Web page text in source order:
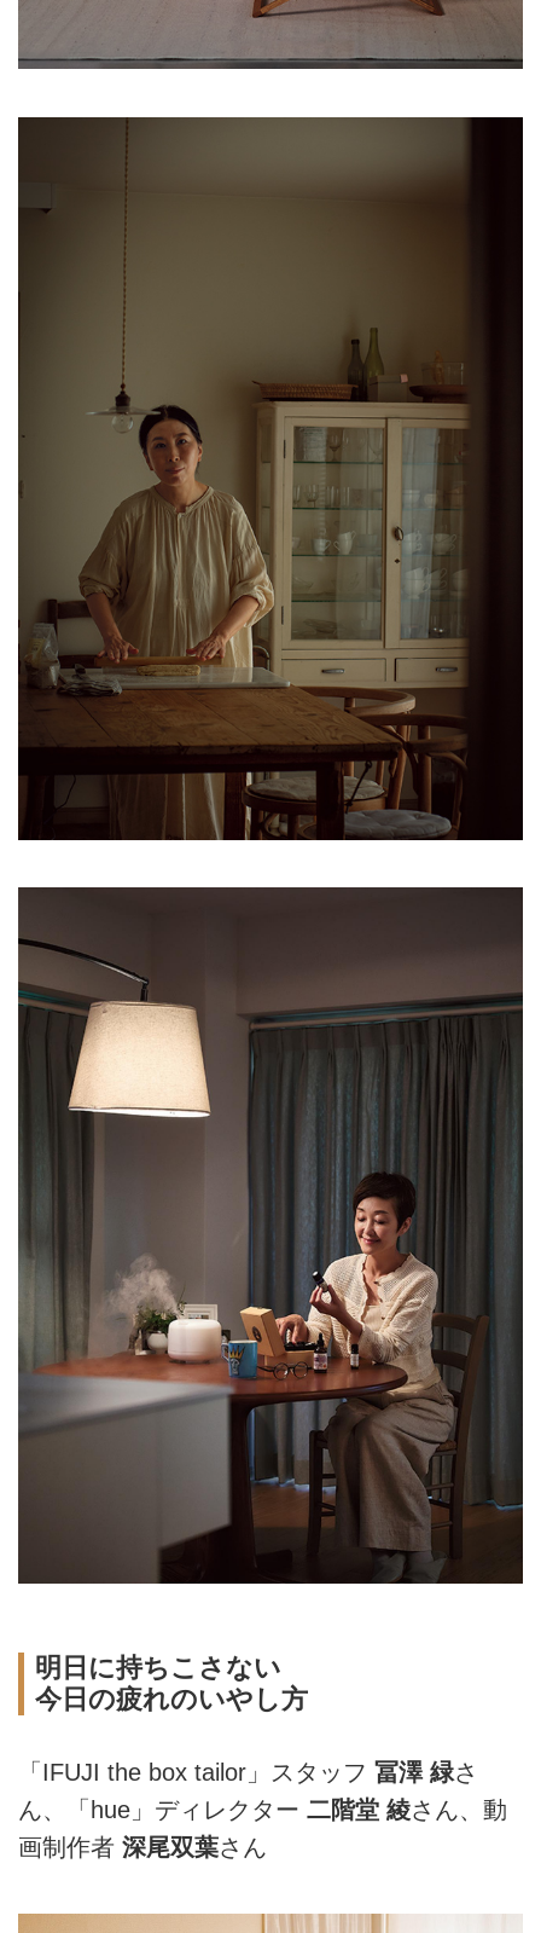
明日に持ちこさない
今日の疲れのいやし方
「IFUJI the box tailor」スタッフ 冨澤 緑さ
ん、「hue」ディレクター 二階堂 綾さん、動
画制作者 深尾双葉さん